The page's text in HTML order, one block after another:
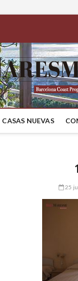
CASAS NUEVAS
25